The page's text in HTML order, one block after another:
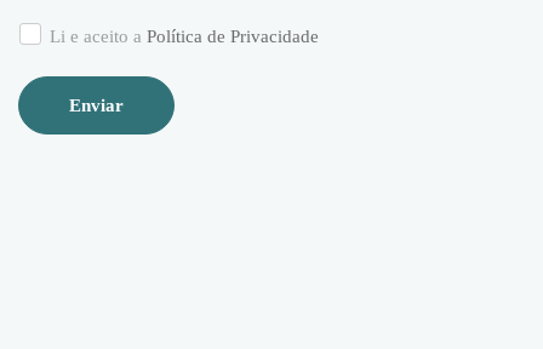
Li e aceito a Política de Privacidade